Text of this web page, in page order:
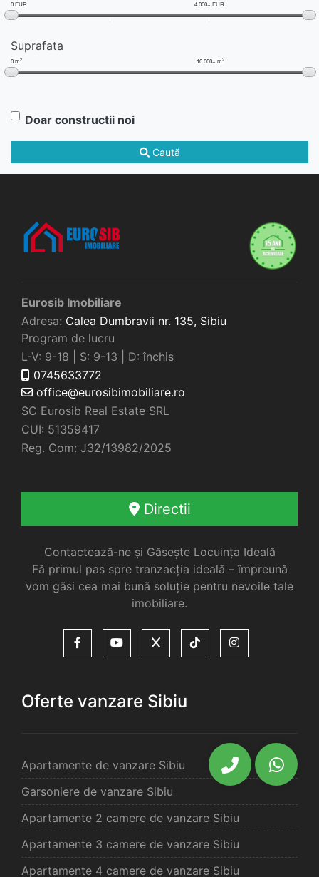
0 EUR 4.000+ EUR
Suprafata
0 m2 10.000+ m2
Doar constructii noi
Caută
Eurosib Imobiliare
Adresa: Calea Dumbravii nr. 135, Sibiu
Program de lucru
L-V: 9-18 | S: 9-13 | D: închis
0745633772
office@eurosibimobiliare.ro
SC Eurosib Real Estate SRL
CUI: 51359417
Reg. Com: J32/13982/2025
Directii
Contactează-ne și Găsește Locuința Ideală
Fă primul pas spre tranzacția ideală – împreună
vom găsi cea mai bună soluție pentru nevoile tale
imobiliare.
Oferte vanzare Sibiu
Apartamente de vanzare Sibiu
Garsoniere de vanzare Sibiu
Apartamente 2 camere de vanzare Sibiu
Apartamente 3 camere de vanzare Sibiu
Apartamente 4 camere de vanzare Sibiu